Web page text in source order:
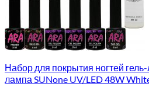
Набор для покрытия ногтей
лампа SUNone UV/LED 48W